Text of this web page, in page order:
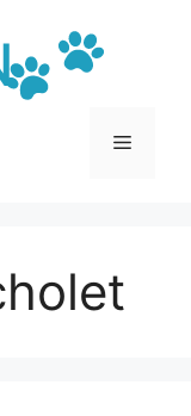
Menu